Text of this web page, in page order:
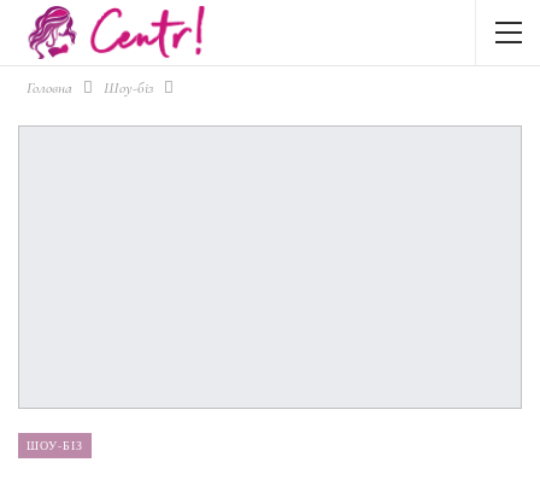
Головна Шоу-біз
ШОУ-БІЗ